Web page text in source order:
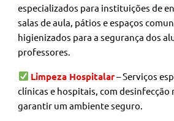
especializados para instituições de
salas de aula, pátios e espaços
higienizados para a segurança dos
professores.
Limpeza Hospitalar– Serviços
clínicas e hospitais, com desinfecção
garantir um ambiente seguro.